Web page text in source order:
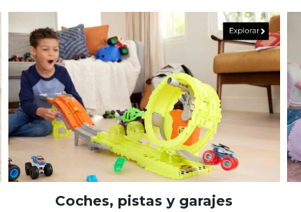
Coches, pistas y garajes